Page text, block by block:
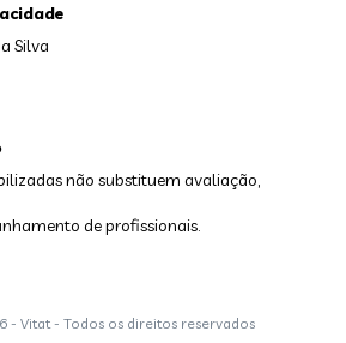
não substituem avaliação,
de profissionais.
Silva
- Vitat - Todos os direitos reservados